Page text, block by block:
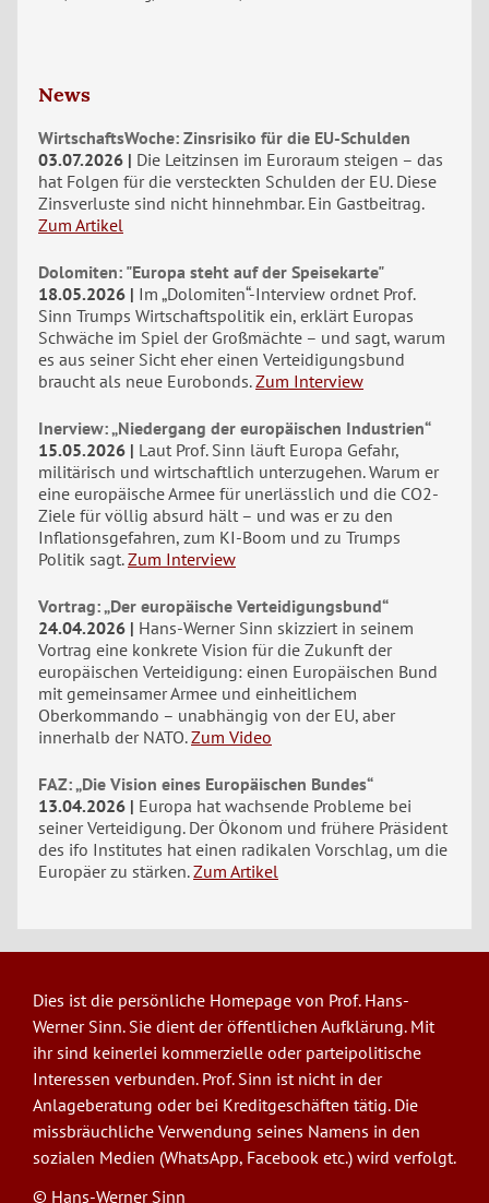
News
WirtschaftsWoche: Zinsrisiko für die EU-Schulden
03.07.2026
Die Leitzinsen im Euroraum steigen – das
hat Folgen für die versteckten Schulden der EU. Diese
Zinsverluste sind nicht hinnehmbar. Ein Gastbeitrag.
Zum Artikel
Dolomiten: "Europa steht auf der Speisekarte"
18.05.2026
Im „Dolomiten“-Interview ordnet Prof.
Sinn Trumps Wirtschaftspolitik ein, erklärt Europas
Schwäche im Spiel der Großmächte – und sagt, warum
es aus seiner Sicht eher einen Verteidigungsbund
braucht als neue Eurobonds. Zum Interview
Inerview: „Niedergang der europäischen Industrien“
15.05.2026
Laut Prof. Sinn läuft Europa Gefahr,
militärisch und wirtschaftlich unterzugehen. Warum er
eine europäische Armee für unerlässlich und die CO2-
Ziele für völlig absurd hält – und was er zu den
Inflationsgefahren, zum KI-Boom und zu Trumps
Politik sagt. Zum Interview
Vortrag: „Der europäische Verteidigungsbund“
24.04.2026
Hans-Werner Sinn skizziert in seinem
Vortrag eine konkrete Vision für die Zukunft der
europäischen Verteidigung: einen Europäischen Bund
mit gemeinsamer Armee und einheitlichem
Oberkommando – unabhängig von der EU, aber
innerhalb der NATO. Zum Video
FAZ: „Die Vision eines Europäischen Bundes“
13.04.2026
Europa hat wachsende Probleme bei
seiner Verteidigung. Der Ökonom und frühere Präsident
des ifo Institutes hat einen radikalen Vorschlag, um die
Europäer zu stärken. Zum Artikel
Dies ist die persönliche Homepage von Prof. Hans-
Werner Sinn. Sie dient der öffentlichen Aufklärung. Mit
ihr sind keinerlei kommerzielle oder parteipolitische
Interessen verbunden. Prof. Sinn ist nicht in der
Anlageberatung oder bei Kreditgeschäften tätig. Die
missbräuchliche Verwendung seines Namens in den
sozialen Medien (WhatsApp, Facebook etc.) wird verfolgt.
© Hans-Werner Sinn